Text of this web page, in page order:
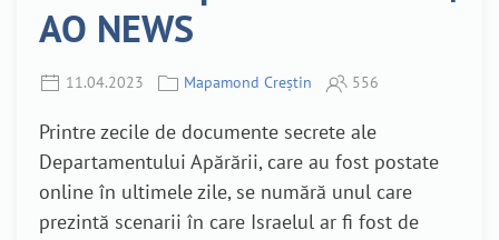
AO NEWS
11.04.2023 Mapamond Creștin 556
Printre zecile de documente secrete ale
Departamentului Apărării, care au fost postate
online în ultimele zile, se numără unul care
prezintă scenarii în care Israelul ar fi fost de